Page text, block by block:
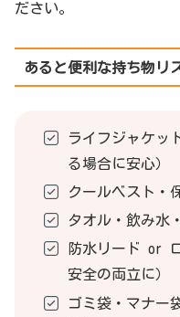
ださい。
あると便利な持ち物リ
ライフジャケッ
る場合に安心）
クールベスト・
タオル・飲み水
防水リード or
安全の両立に）
ゴミ袋・マナー